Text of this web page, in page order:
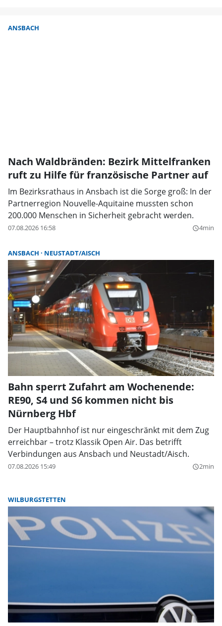
ANSBACH
Nach Waldbränden: Bezirk Mittelfranken
ruft zu Hilfe für französische Partner auf
Im Bezirksrathaus in Ansbach ist die Sorge groß: In der
Partnerregion Nouvelle-Aquitaine mussten schon
200.000 Menschen in Sicherheit gebracht werden.
07.08.2026 16:58 query_builder4min
ANSBACH NEUSTADT/AISCH
Bahn sperrt Zufahrt am Wochenende:
RE90, S4 und S6 kommen nicht bis
Nürnberg Hbf
Der Hauptbahnhof ist nur eingeschränkt mit dem Zug
erreichbar – trotz Klassik Open Air. Das betrifft
Verbindungen aus Ansbach und Neustadt/Aisch.
07.08.2026 15:49 query_builder2min
WILBURGSTETTEN